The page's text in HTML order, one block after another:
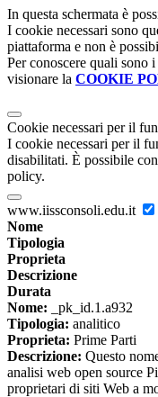
In questa schermata è
I cookie necessari sono
piattaforma e non è
Per conoscere quali sono
visionare la COOKIE
Cookie necessari per il
I cookie necessari per il
disabilitati. È possibile
policy.
www.iissconsoli.edu.it
Nome
Tipologia
Proprieta
Descrizione
Durata
Nome: _pk_id.1.a932
Tipologia: analitico
Proprieta: Prime Parti
Descrizione: Questo
analisi web open source
proprietari di siti Web a